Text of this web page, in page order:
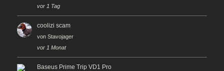
vor 1 Tag
coolizi scam
von Stavojager
vor 1 Monat
Baseus Prime Trip VD1 Pro